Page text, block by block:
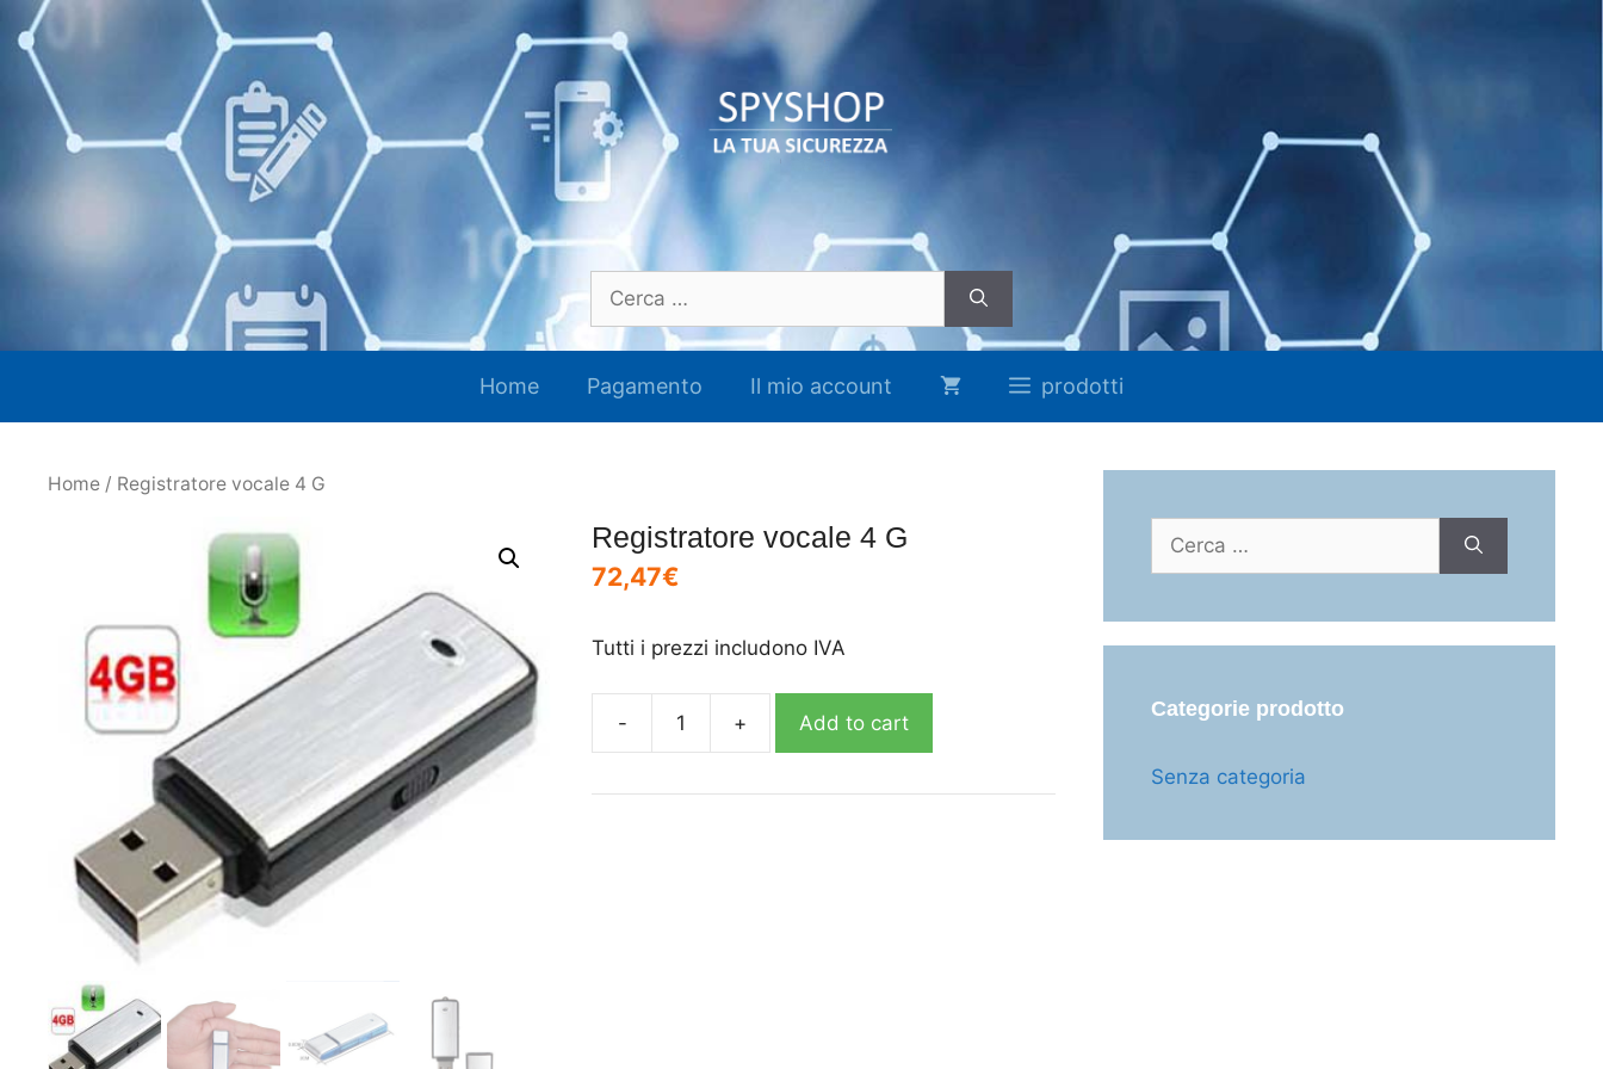
contenuto
Ricerca
Home Pagamento Il mio account prodotti
Home / Registratore vocale 4 G
Registratore vocale 4 G
72,47€
Tutti i prezzi includono IVA
-
Registratore
4
+ Add to cart
Ricerca
Categorie prodotto
Senza categoria